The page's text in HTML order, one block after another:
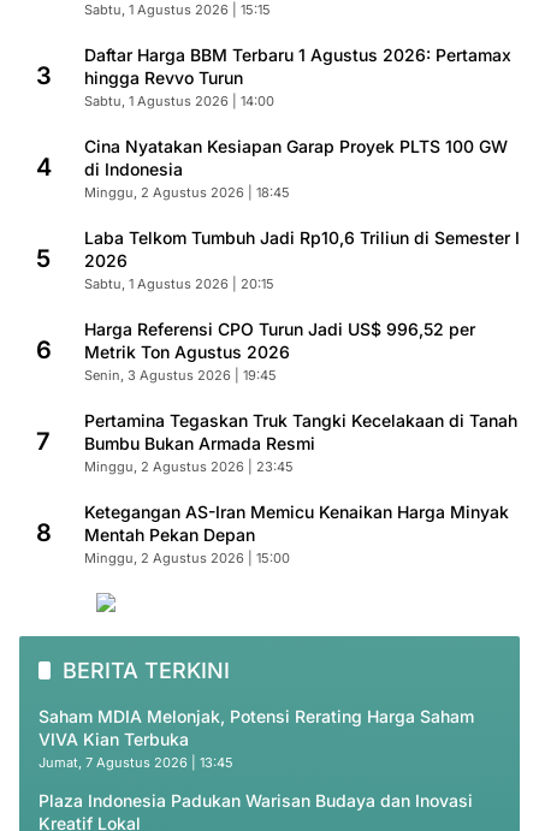
Sabtu, 1 Agustus 2026 | 15:15
3
Daftar Harga BBM Terbaru 1 Agustus 2026: Pertamax
hingga Revvo Turun
Sabtu, 1 Agustus 2026 | 14:00
4
Cina Nyatakan Kesiapan Garap Proyek PLTS 100 GW
di Indonesia
Minggu, 2 Agustus 2026 | 18:45
5
Laba Telkom Tumbuh Jadi Rp10,6 Triliun di Semester I
2026
Sabtu, 1 Agustus 2026 | 20:15
6
Harga Referensi CPO Turun Jadi US$ 996,52 per
Metrik Ton Agustus 2026
Senin, 3 Agustus 2026 | 19:45
7
Pertamina Tegaskan Truk Tangki Kecelakaan di Tanah
Bumbu Bukan Armada Resmi
Minggu, 2 Agustus 2026 | 23:45
8
Ketegangan AS-Iran Memicu Kenaikan Harga Minyak
Mentah Pekan Depan
Minggu, 2 Agustus 2026 | 15:00
BERITA TERKINI
Saham MDIA Melonjak, Potensi Rerating Harga Saham
VIVA Kian Terbuka
Jumat, 7 Agustus 2026 | 13:45
Plaza Indonesia Padukan Warisan Budaya dan Inovasi
Kreatif Lokal